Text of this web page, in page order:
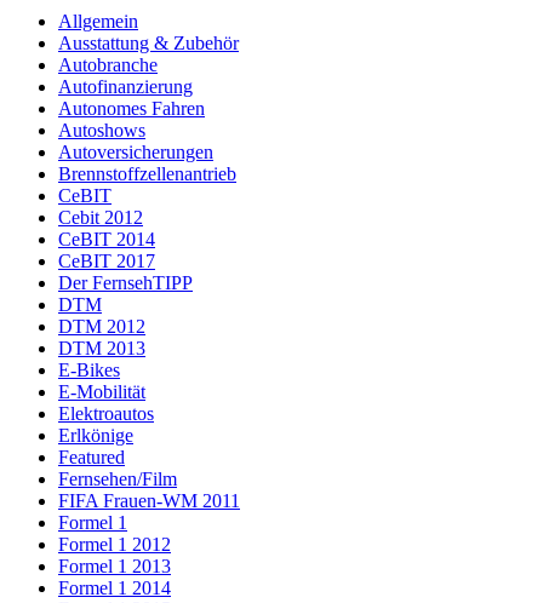
Allgemein
Ausstattung & Zubehör
Autobranche
Autofinanzierung
Autonomes Fahren
Autoshows
Autoversicherungen
Brennstoffzellenantrieb
CeBIT
Cebit 2012
CeBIT 2014
CeBIT 2017
Der FernsehTIPP
DTM
DTM 2012
DTM 2013
E-Bikes
E-Mobilität
Elektroautos
Erlkönige
Featured
Fernsehen/Film
FIFA Frauen-WM 2011
Formel 1
Formel 1 2012
Formel 1 2013
Formel 1 2014